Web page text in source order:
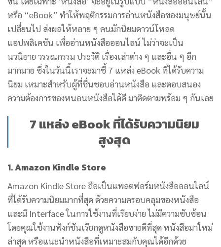
หรือ “eBook” ทำให้พฤติกรรมการอ่านหนังสือของมนุษย์นั้น
เปลี่ยนไป ส่งผลให้หลาย ๆ คนมักนิยมดาวน์โหลด
แอปพลิเคชัน เพื่ออ่านหนังสือออนไลน์ ไม่ว่าจะเป็น
นวนิยาย วรรณกรรม ประวัติ เรื่องเล่าต่าง ๆ และอื่น ๆ อีก
มากมาย ซึ่งในวันนี้เราจะมาชี้ 7 แหล่ง eBook ที่ได้รับความ
นิยม เหมาะสำหรับผู้ที่ชื่นชอบอ่านหนังสือ และตอบสนอง
ความต้องการของหนอนหนังสือได้ดี มาติดตามพร้อม ๆ กันเลย
7 แหล่ง eBook ที่ได้รับความนิยม
สูงสุด
1. Amazon Kindle Store
Amazon Kindle Store ถือเป็นแพลตฟอร์มหนังสือออนไลน์
ที่ได้รับความนิยมมากที่สุด ด้วยความครอบคลุมของหนังสือ
และมี Interface ในการใช้งานที่เรียบง่าย ไม่มีความซับซ้อน
โดยคุณใช้งานฟังก์ชันเรียกดูหนังสือขายดีที่สุด หนังสือมาใหม่
ล่าสุด หรือแนะนำหนังสือที่เหมาะสมกับคุณได้อีกด้วย